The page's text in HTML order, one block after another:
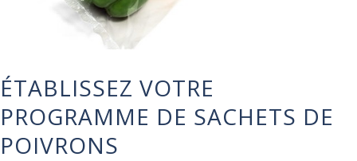
ÉTABLISSEZ VOTRE
PROGRAMME DE SACHETS DE
POIVRONS